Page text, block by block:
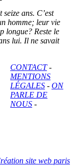
ans. C’est
homme; leur vie
longue? Reste le
lui. Il ne savait
CONTACT-
MENTIONS
LÉGALES - ON
PARLE DE
NOUS -
site web paris